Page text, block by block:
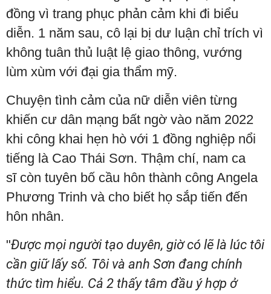
đồng vì trang phục phản cảm khi đi biểu
diễn. 1 năm sau, cô lại bị dư luận chỉ trích vì
không tuân thủ luật lệ giao thông, vướng
lùm xùm với đại gia thẩm mỹ.
Chuyện tình cảm của nữ diễn viên từng
khiến cư dân mạng bất ngờ vào năm 2022
khi công khai hẹn hò với 1 đồng nghiệp nổi
tiếng là Cao Thái Sơn. Thậm chí, nam ca
sĩ còn tuyên bố cầu hôn thành công Angela
Phương Trinh và cho biết họ sắp tiến đến
hôn nhân.
"Được mọi người tạo duyên, giờ có lẽ là lúc tôi
cần giữ lấy số. Tôi và anh Sơn đang chính
thức tìm hiểu. Cả 2 thấy tâm đầu ý hợp ở